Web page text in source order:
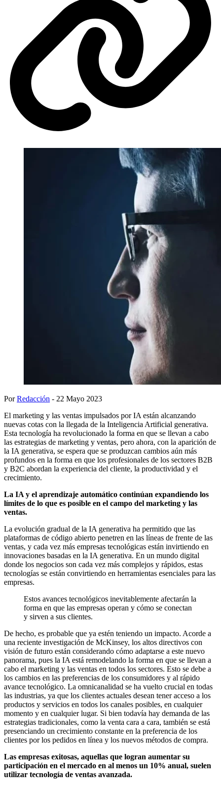
PorRedacción - 22 Mayo 2023
El marketing y las ventas impulsados por IA están alcanzando
nuevas cotas con la llegada de la Inteligencia Artificial generativa.
Esta tecnología ha revolucionado la forma en que se llevan a cabo
las estrategias de marketing y ventas, pero ahora, con la aparición de
la IA generativa, se espera que se produzcan cambios aún más
profundos en la forma en que los profesionales de los sectores B2B
y B2C abordan la experiencia del cliente, la productividad y el
crecimiento.
La IA y el aprendizaje automático continúan expandiendo los
límites de lo que es posible en el campo del marketing y las
ventas.
La evolución gradual de la IA generativa ha permitido que las
plataformas de código abierto penetren en las líneas de frente de las
ventas, y cada vez más empresas tecnológicas están invirtiendo en
innovaciones basadas en la IA generativa. En un mundo digital
donde los negocios son cada vez más complejos y rápidos, estas
tecnologías se están convirtiendo en herramientas esenciales para las
empresas.
Estos avances tecnológicos inevitablemente afectarán la
forma en que las empresas operan y cómo se conectan
y sirven a sus clientes.
De hecho, es probable que ya estén teniendo un impacto. Acorde a
una reciente investigación de McKinsey, los altos directivos con
visión de futuro están considerando cómo adaptarse a este nuevo
panorama, pues la IA está remodelando la forma en que se llevan a
cabo el marketing y las ventas en todos los sectores. Esto se debe a
los cambios en las preferencias de los consumidores y al rápido
avance tecnológico. La omnicanalidad se ha vuelto crucial en todas
las industrias, ya que los clientes actuales desean tener acceso a los
productos y servicios en todos los canales posibles, en cualquier
momento y en cualquier lugar. Si bien todavía hay demanda de las
estrategias tradicionales, como la venta cara a cara, también se está
presenciando un crecimiento constante en la preferencia de los
clientes por los pedidos en línea y los nuevos métodos de compra.
Las empresas exitosas, aquellas que logran aumentar su
participación en el mercado en al menos un 10% anual, suelen
utilizar tecnología de ventas avanzada.